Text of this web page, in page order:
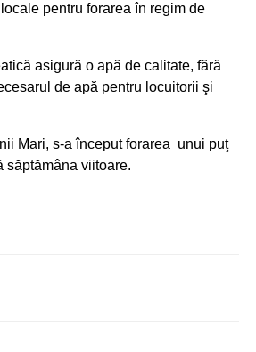
pentru forarea în regim de
asigură o apă de calitate, fără
de apă pentru locuitorii şi
Mari, s-a început forarea unui puţ
săptămâna viitoare.